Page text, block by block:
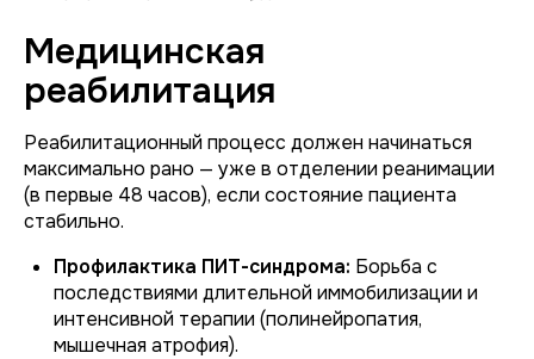
Медицинская
реабилитация
Реабилитационный процесс должен начинаться
максимально рано — уже в отделении реанимации
(в первые 48 часов), если состояние пациента
стабильно.
Профилактика ПИТ-синдрома: Борьба с
последствиями длительной иммобилизации и
интенсивной терапии (полинейропатия,
мышечная атрофия).